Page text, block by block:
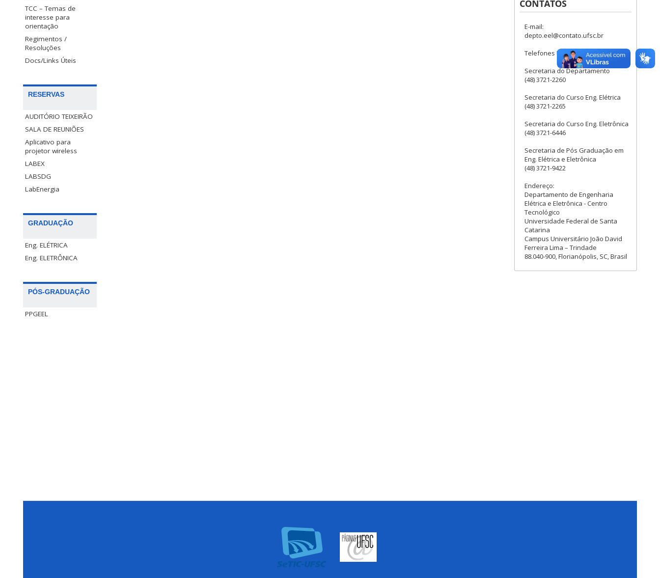
TCC – Temas de
interesse para
orientação
Regimentos /
Resoluções
Docs/Links Úteis
RESERVAS
AUDITÓRIO TEIXEIRÃO
SALA DE REUNIÕES
Aplicativo para
projetor wireless
LABEX
LABSDG
LabEnergia
GRADUAÇÃO
Eng. ELÉTRICA
Eng. ELETRÔNICA
PÓS-GRADUAÇÃO
PPGEEL
CONTATOS
E-mail:
depto.eel@contato.ufsc.br
Telefones Úteis:
Secretaria do Departamento
(48) 3721-2260
Secretaria do Curso Eng. Elétrica
(48) 3721-2265
Secretaria do Curso Eng. Eletrônica
(48) 3721-6446
Secretaria de Pós Graduação em
Eng. Elétrica e Eletrônica
(48) 3721-9422
Endereço:
Departamento de Engenharia
Elétrica e Eletrônica - Centro
Tecnológico
Universidade Federal de Santa
Catarina
Campus Universitário João David
Ferreira Lima – Trindade
88.040-900, Florianópolis, SC, Brasil